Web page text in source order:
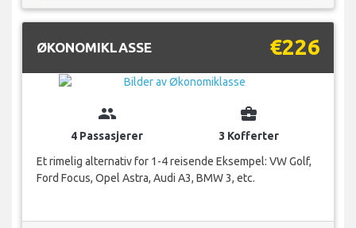
ØKONOMIKLASSE €226
group
4 Passasjerer
business_center
3 Kofferter
Et rimelig alternativ for 1-4 reisende Eksempel: VW Golf,
Ford Focus, Opel Astra, Audi A3, BMW 3, etc.